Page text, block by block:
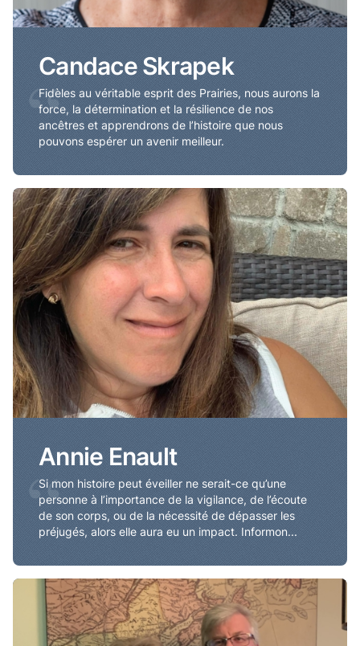
Candace Skrapek
Fidèles au véritable esprit des Prairies, nous aurons la
force, la détermination et la résilience de nos
ancêtres et apprendrons de l’histoire que nous
pouvons espérer un avenir meilleur.
“
Annie Enault
Annie Enault
Si mon histoire peut éveiller ne serait-ce qu’une
personne à l’importance de la vigilance, de l’écoute
de son corps, ou de la nécessité de dépasser les
préjugés, alors elle aura eu un impact. Informon...
“
Jeanne Gallant